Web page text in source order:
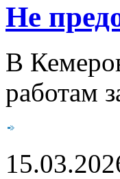
Не
В
работам